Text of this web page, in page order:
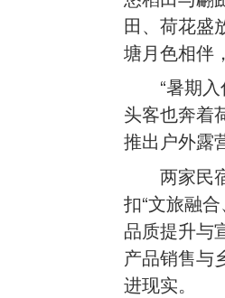
田、荷花盛
塘月色相伴
“暑期
头客也奔着
推出户外露
两家民
扣“文旅融
品质提升与
产品销售与
进现实。